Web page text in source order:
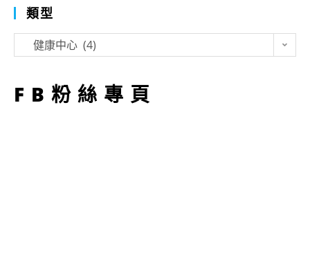
類型
型
健康中心 (4)
FB粉絲專頁